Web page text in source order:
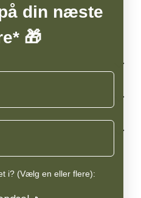
din næste
🎁
i? (Vælg en eller flere):